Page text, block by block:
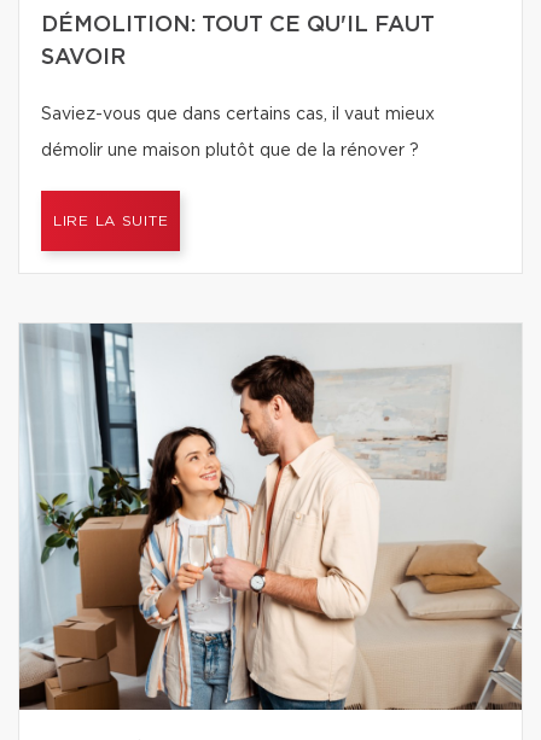
DÉMOLITION: TOUT CE QU'IL FAUT
SAVOIR
Saviez-vous que dans certains cas, il vaut mieux
démolir une maison plutôt que de la rénover ?
LIRE LA SUITE